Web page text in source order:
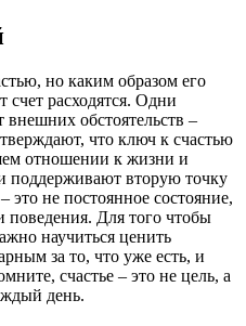
но каким образом его
счет расходятся. Одни
внешних обстоятельств –
что ключ к счастью
отношении к жизни и
вторую точку
это не постоянное состояние,
поведения. Для того чтобы
научиться ценить
за то, что уже есть, и
счастье – это не цель, а
день.